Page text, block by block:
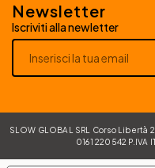
Newsletter
Iscriviti alla newletter
SLOW GLOBAL SRL Corso Libertà
0161 220542 P.IVA